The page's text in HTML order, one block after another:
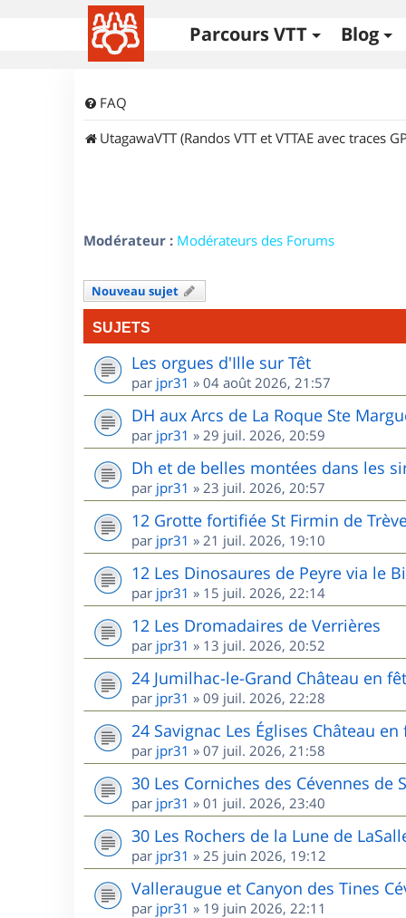
Parcours VTT Blog
FAQ
UtagawaVTT (Randos VTT et VTTAE avec traces
Modérateur : Modérateurs des Forums
Nouveau sujet
SUJETS
Les orgues d'Ille sur Têt
par jpr31 » 04 août 2026, 21:57
DH aux Arcs de La Roque Ste
par jpr31 » 29 juil. 2026, 20:59
Dh et de belles montées dans les
par jpr31 » 23 juil. 2026, 20:57
12 Grotte fortifiée St Firmin de
par jpr31 » 21 juil. 2026, 19:10
12 Les Dinosaures de Peyre via le
par jpr31 » 15 juil. 2026, 22:14
12 Les Dromadaires de Verrières
par jpr31 » 13 juil. 2026, 20:52
24 Jumilhac-le-Grand Château en
par jpr31 » 09 juil. 2026, 22:28
24 Savignac Les Églises Château en
par jpr31 » 07 juil. 2026, 21:58
30 Les Corniches des Cévennes de
par jpr31 » 01 juil. 2026, 23:40
30 Les Rochers de la Lune de
par jpr31 » 25 juin 2026, 19:12
Valleraugue et Canyon des Tines
par jpr31 » 19 juin 2026, 22:11